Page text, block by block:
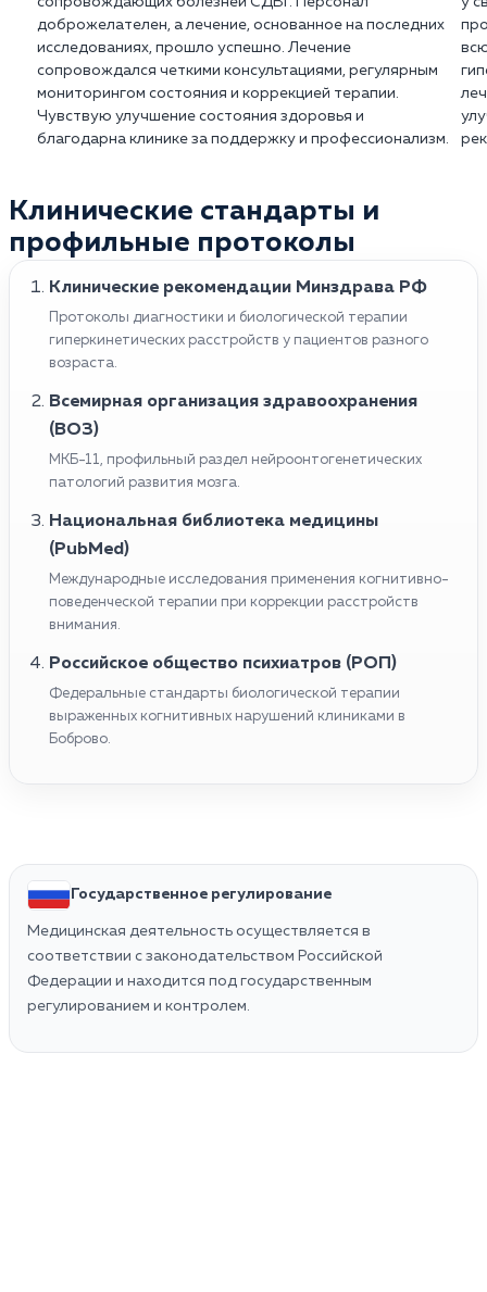
доброжелателен, а лечение, основанное на последних
исследованиях, прошло успешно. Лечение
сопровождался четкими консультациями, регулярным
мониторингом состояния и коррекцией терапии.
Чувствую улучшение состояния здоровья и
благодарна клинике за поддержку и профессионализм.
Клинические стандарты и
профильные протоколы
Клинические рекомендации Минздрава РФ
Протоколы диагностики и биологической терапии
гиперкинетических расстройств у пациентов разного
возраста.
Всемирная организация здравоохранения
(ВОЗ)
МКБ-11, профильный раздел нейроонтогенетических
патологий развития мозга.
Национальная библиотека медицины
(PubMed)
Международные исследования применения когнитивно-
поведенческой терапии при коррекции расстройств
внимания.
Российское общество психиатров (РОП)
Федеральные стандарты биологической терапии
выраженных когнитивных нарушений клиниками в
Боброво.
Государственное регулирование
Медицинская деятельность осуществляется в
соответствии с законодательством Российской
Федерации и находится под государственным
регулированием и контролем.